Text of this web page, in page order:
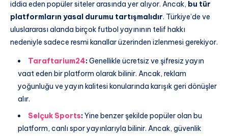
iddia eden popüler siteler arasında yer alıyor. Ancak, bu tür
platformların yasal durumu tartışmalıdır. Türkiye’de ve
uluslararası alanda birçok futbol yayınının telif hakkı
nedeniyle sadece resmi kanallar üzerinden izlenmesi gerekiyor.
Taraftarium24:Genellikle ücretsiz ve şifresiz yayın
vaat eden bir platform olarak bilinir. Ancak, reklam
yoğunluğu ve yayın kalitesi konularında karışık geri dönüşler
alır.
Selçuk Sports:Yine benzer şekilde popüler olan bu
platform, canlı spor yayınlarıyla bilinir. Ancak, güvenlik